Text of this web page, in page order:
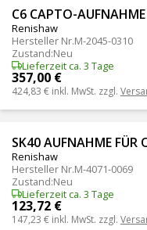
C6 CAPTO-
Renishaw
Hersteller Nr.M-2045-0310
Zustand:Neu
Lieferzeit ca. 3 Tage
357,00 €
424,83 € inkl. MwSt. zzgl.
SK40 AUFNAHME FÜR
Renishaw
Hersteller Nr.M-4071-0069
Zustand:Neu
Lieferzeit ca. 3 Tage
123,72 €
147,23 € inkl. MwSt. zzgl.